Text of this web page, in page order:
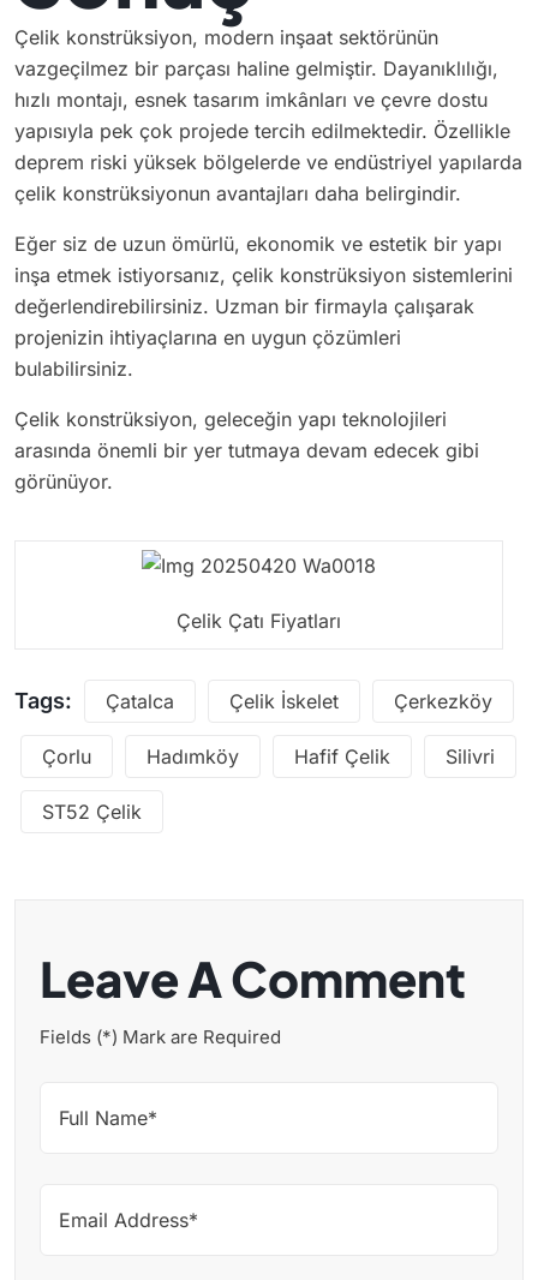
Çelik konstrüksiyon, modern inşaat sektörünün
vazgeçilmez bir parçası haline gelmiştir. Dayanıklılığı,
hızlı montajı, esnek tasarım imkânları ve çevre dostu
yapısıyla pek çok projede tercih edilmektedir. Özellikle
deprem riski yüksek bölgelerde ve endüstriyel yapılarda
çelik konstrüksiyonun avantajları daha belirgindir.
Eğer siz de uzun ömürlü, ekonomik ve estetik bir yapı
inşa etmek istiyorsanız, çelik konstrüksiyon sistemlerini
değerlendirebilirsiniz. Uzman bir firmayla çalışarak
projenizin ihtiyaçlarına en uygun çözümleri
bulabilirsiniz.
Çelik konstrüksiyon, geleceğin yapı teknolojileri
arasında önemli bir yer tutmaya devam edecek gibi
görünüyor.
Çelik Çatı Fiyatları
Tags: Çatalca Çelik İskelet Çerkezköy
Çorlu Hadımköy Hafif Çelik Silivri
ST52 Çelik
Leave A Comment
Fields (*) Mark are Required